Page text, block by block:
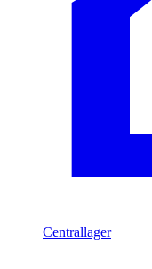
Centrallager